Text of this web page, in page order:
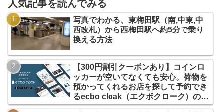
人気記事を読んでみる
写真でわかる、東梅田駅（南,中東,中
西改札）から西梅田駅へ約5分で乗り
換える方法
【300円割引クーポンあり】コインロ
ッカーが空いてなくても安心。荷物を
預かってくれるお店を探して予約でき
るecbo cloak（エクボクローク）の使
い方